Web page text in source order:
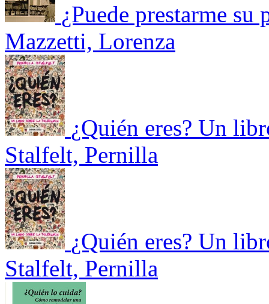
¿Puede prestarme
Mazzetti, Lorenza
¿Quién eres? Un
Stalfelt, Pernilla
¿Quién eres? Un
Stalfelt, Pernilla